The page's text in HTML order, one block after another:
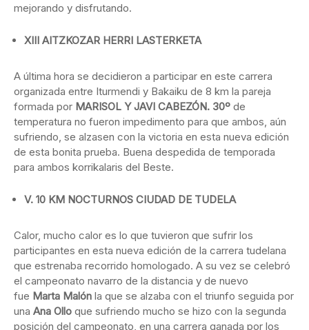
mejorando y disfrutando.
XIII AITZKOZAR HERRI LASTERKETA
A última hora se decidieron a participar en este carrera
organizada entre Iturmendi y Bakaiku de 8 km la pareja
formada por MARISOL Y JAVI CABEZÓN. 30º de
temperatura no fueron impedimento para que ambos, aún
sufriendo, se alzasen con la victoria en esta nueva edición
de esta bonita prueba. Buena despedida de temporada
para ambos korrikalaris del Beste.
V. 10 KM NOCTURNOS CIUDAD DE TUDELA
Calor, mucho calor es lo que tuvieron que sufrir los
participantes en esta nueva edición de la carrera tudelana
que estrenaba recorrido homologado. A su vez se celebró
el campeonato navarro de la distancia y de nuevo
fue Marta Malón la que se alzaba con el triunfo seguida por
una Ana Ollo que sufriendo mucho se hizo con la segunda
posición del campeonato, en una carrera ganada por los